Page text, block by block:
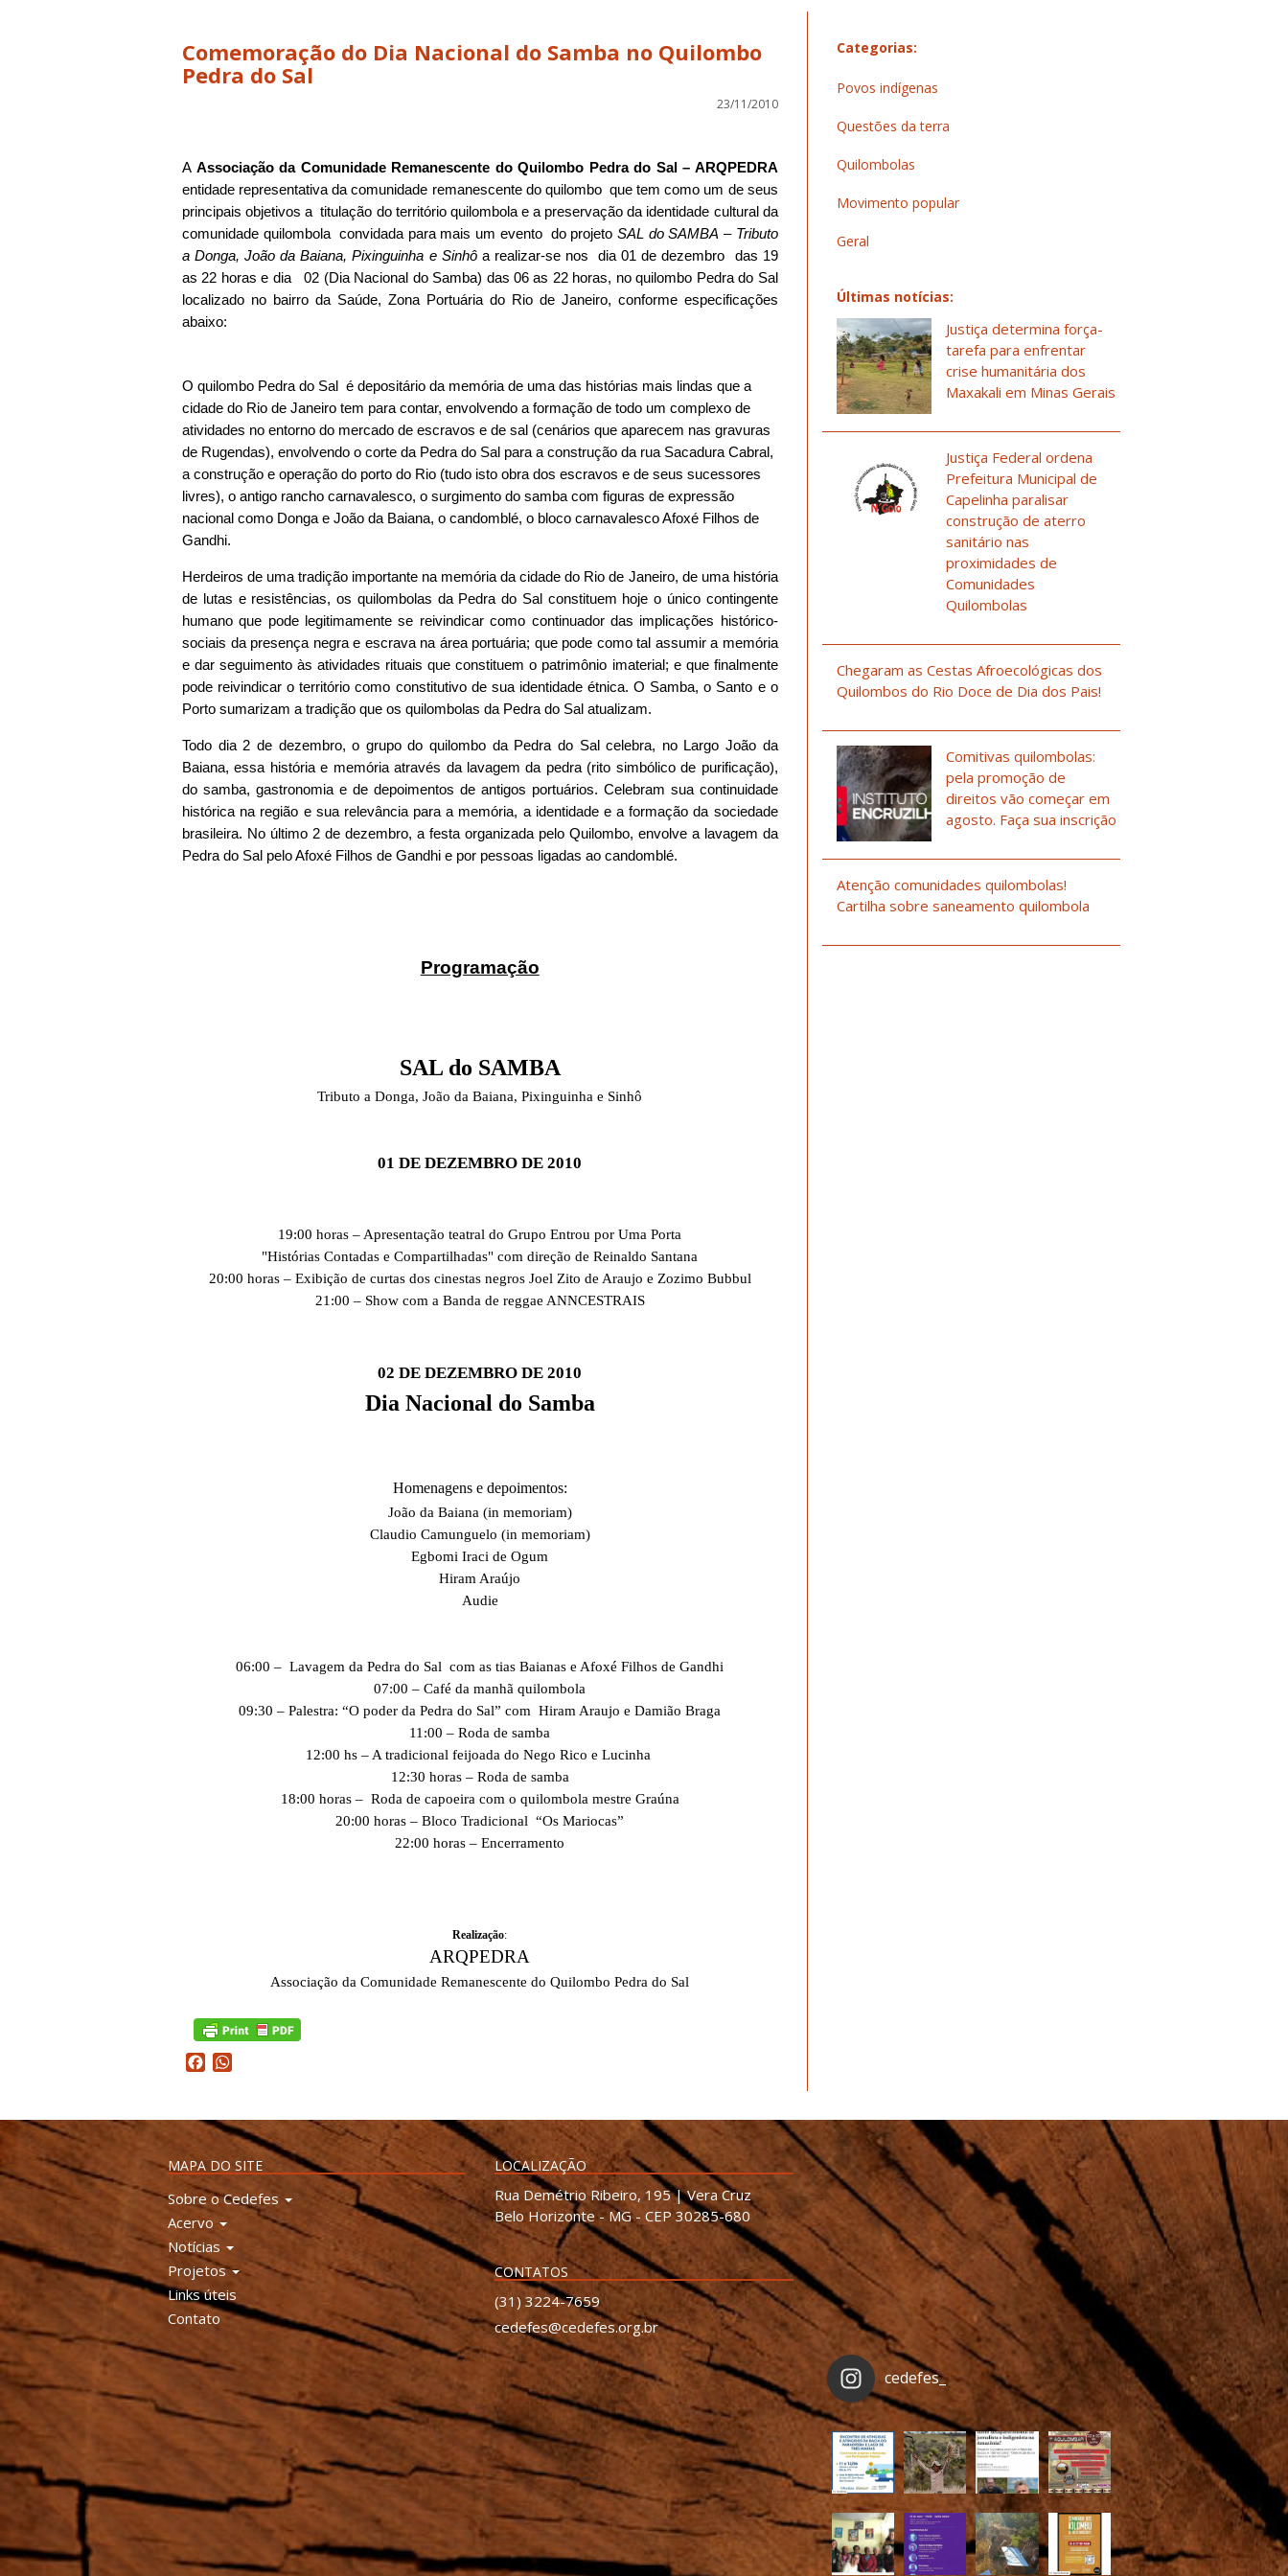
Comemoração do Dia Nacional do Samba no Quilombo
Pedra do Sal
23/11/2010
A Associação da Comunidade Remanescente do Quilombo Pedra do Sal – ARQPEDRA
entidade representativa da comunidade remanescente do quilombo que tem como um de seus
principais objetivos a titulação do território quilombola e a preservação da identidade cultural da
comunidade quilombola convidada para mais um evento do projetoSAL do SAMBA – Tributo
a Donga, João da Baiana, Pixinguinha e Sinhôa realizar-se nos dia 01 de dezembro das 19
as 22 horas e dia 02 (Dia Nacional do Samba) das 06 as 22 horas, no quilombo Pedra do Sal
localizado no bairro da Saúde, Zona Portuária do Rio de Janeiro, conforme especificações
abaixo:
O quilombo Pedra do Sal é depositário da memória de uma das histórias mais lindas que a
cidade do Rio de Janeiro tem para contar, envolvendo a formação de todo um complexo de
atividades no entorno do mercado de escravos e de sal (cenários que aparecem nas gravuras
de Rugendas), envolvendo o corte da Pedra do Sal para a construção da rua Sacadura Cabral,
a construção e operação do porto do Rio (tudo isto obra dos escravos e de seus sucessores
livres), o antigo rancho carnavalesco, o surgimento do samba com figuras de expressão
nacional como Donga e João da Baiana, o candomblé, o bloco carnavalesco Afoxé Filhos de
Gandhi.
Herdeiros de uma tradição importante na memória da cidade do Rio de Janeiro, de uma história
de lutas e resistências, os quilombolas da Pedra do Sal constituem hoje o único contingente
humano que pode legitimamente se reivindicar como continuador das implicações histórico-
sociais da presença negra e escrava na área portuária; que pode como tal assumir a memória
e dar seguimento às atividades rituais que constituem o patrimônio imaterial; e que finalmente
pode reivindicar o território como constitutivo de sua identidade étnica. O Samba, o Santo e o
Porto sumarizam a tradição que os quilombolas da Pedra do Sal atualizam.
Todo dia 2 de dezembro, o grupo do quilombo da Pedra do Sal celebra, no Largo João da
Baiana, essa história e memória através da lavagem da pedra (rito simbólico de purificação),
do samba, gastronomia e de depoimentos de antigos portuários. Celebram sua continuidade
histórica na região e sua relevância para a memória, a identidade e a formação da sociedade
brasileira. No último 2 de dezembro, a festa organizada pelo Quilombo, envolve a lavagem da
Pedra do Sal pelo Afoxé Filhos de Gandhi e por pessoas ligadas ao candomblé.
Programação
SAL do SAMBA
Tributo a Donga, João da Baiana, Pixinguinha e Sinhô
01 DE DEZEMBRO DE 2010
19:00 horas – Apresentação teatral do Grupo Entrou por Uma Porta
"Histórias Contadas e Compartilhadas" com direção de Reinaldo Santana
20:00 horas – Exibição de curtas dos cinestas negros Joel Zito de Araujo e Zozimo Bubbul
21:00 – Show com a Banda de reggae ANNCESTRAIS
02 DE DEZEMBRO DE 2010
Dia Nacional do Samba
Homenagens e depoimentos:
João da Baiana (in memoriam)
Claudio Camunguelo (in memoriam)
Egbomi Iraci de Ogum
Hiram Araújo
Audie
06:00 – Lavagem da Pedra do Sal com as tias Baianas e Afoxé Filhos de Gandhi
07:00 – Café da manhã quilombola
09:30 – Palestra: “O poder da Pedra do Sal” com Hiram Araujo e Damião Braga
11:00 – Roda de samba
12:00 hs – A tradicional feijoada do Nego Rico e Lucinha
12:30 horas – Roda de samba
18:00 horas – Roda de capoeira com o quilombola mestre Graúna
20:00 horas – Bloco Tradicional “Os Mariocas”
22:00 horas – Encerramento
Realização:
ARQPEDRA
Associação da Comunidade Remanescente do Quilombo Pedra do Sal
Facebook
Categorias:
Povos indígenas
Questões da terra
Quilombolas
Movimento popular
Geral
Últimas notícias:
Justiça determina força-
tarefa para enfrentar
crise humanitária dos
Maxakali em Minas Gerais
Justiça Federal ordena
Prefeitura Municipal de
Capelinha paralisar
construção de aterro
sanitário nas
proximidades de
Comunidades
Quilombolas
Chegaram as Cestas Afroecológicas dos
Quilombos do Rio Doce de Dia dos Pais!
Comitivas quilombolas:
pela promoção de
direitos vão começar em
agosto. Faça sua inscrição
Atenção comunidades quilombolas!
Cartilha sobre saneamento quilombola
MAPA DO SITE
Sobre o Cedefes
Acervo
Notícias
Projetos
Links úteis
Contato
LOCALIZAÇÃO
Rua Demétrio Ribeiro, 195 | Vera Cruz
Belo Horizonte - MG - CEP 30285-680
CONTATOS
(31) 3224-7659
cedefes@cedefes.org.br
cedefes_